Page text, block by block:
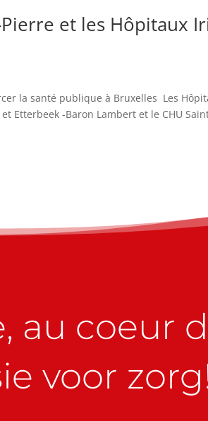
et les Hôpitaux
la santé publique à Bruxelles Les
Etterbeek -Baron Lambert et le CHU
au coeur
voor